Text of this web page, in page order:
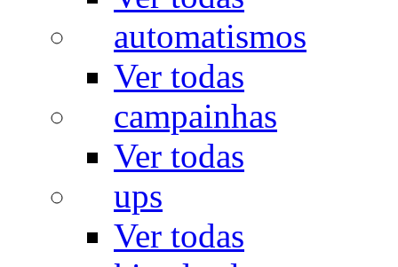
automatismos
Ver todas
campainhas
Ver todas
ups
Ver todas